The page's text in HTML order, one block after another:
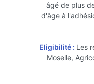
âgé de plus
d'âge à
Eligibilité : Les
Moselle,